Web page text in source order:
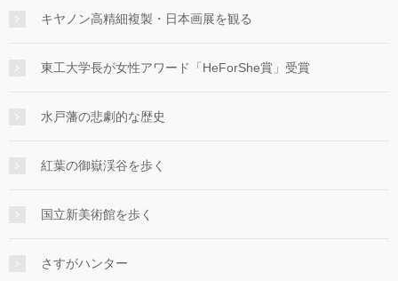
キヤノン高精細複製・日本画展を観る
東工大学長が女性アワード「HeForShe賞」受賞
水戸藩の悲劇的な歴史
紅葉の御嶽渓谷を歩く
国立新美術館を歩く
さすがハンター